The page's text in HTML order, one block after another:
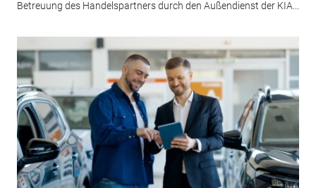
Betreuung des Handelspartners durch den Außendienst der KIA...